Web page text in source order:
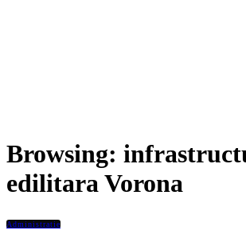
Browsing:
edilitara Vorona
Administratie